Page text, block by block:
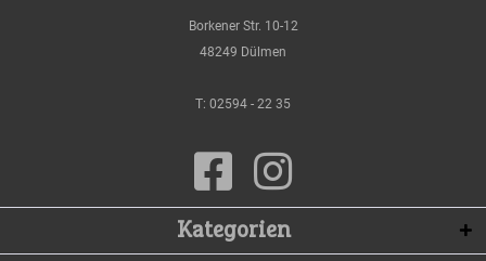
Borkener Str. 10-12
48249 Dülmen
T: 02594 - 22 35
Kategorien